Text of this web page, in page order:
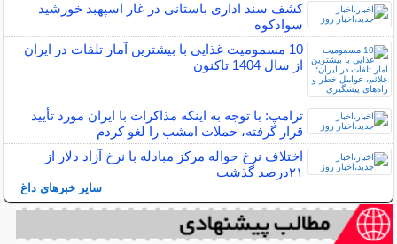
کشف سند اداری باستانی در غار اسپهبد خورشید
سوادکوه
10 مسمومیت غذایی با بیشترین آمار تلفات در ایران
از سال 1404 تاکنون
ترامپ: با توجه به اینکه مذاکرات با ایران مورد تأیید
قرار گرفته، حملات امشب را لغو کردم
اختلاف نرخ حواله مرکز مبادله با نرخ آزاد دلار از
۲۱درصد گذشت
سایر خبرهای داغ